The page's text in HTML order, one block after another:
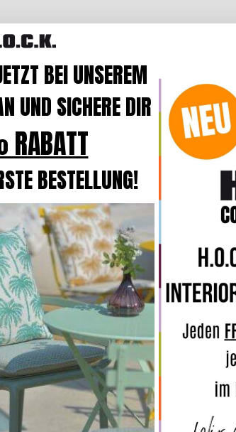
BEI UNSEREM
UND SICHERE DIR
BESTELLUNG!